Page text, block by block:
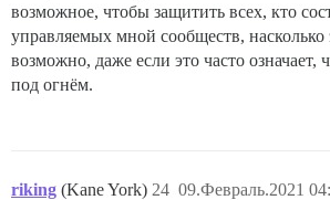
возможное, чтобы защитить всех, кто
управляемых мной сообществ, насколько
возможно, даже если это часто означает,
под огнём.
riking (Kane York) 09.Февраль.2021
24